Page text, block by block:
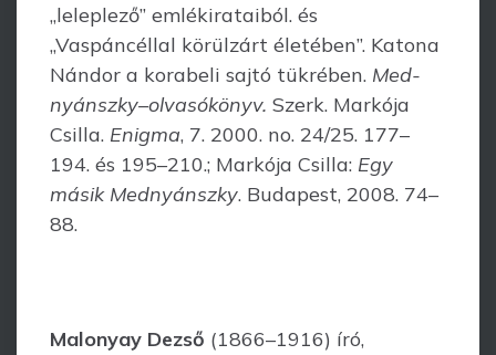
„leleplező” emlék­ira­taiból. és
„Vaspáncéllal körülzárt életében”. Katona
Nándor a korabeli sajtó tükré­ben. Med­
nyánszky–olvasókönyv. Szerk. Markója
Csilla. Enigma, 7. 2000. no. 24/25. 177–
194. és 195–210.; Markója Csilla: Egy
másik Mednyánszky. Budapest, 2008. 74–
88.
Malonyay Dezső (1866–1916) író,